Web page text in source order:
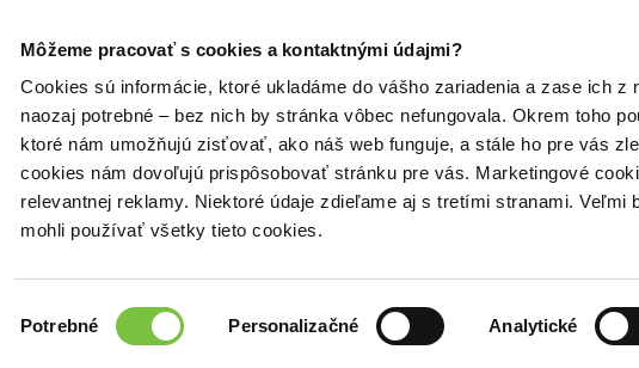
Môžeme pracovať s cookies a kontaktnými údajmi?
Cookies sú informácie, ktoré ukladáme do vášho zariadenia a zase ich z
naozaj potrebné – bez nich by stránka vôbec nefungovala. Okrem toho
ktoré nám umožňujú zisťovať, ako náš web funguje, a stále ho pre vás
cookies nám dovoľujú prispôsobovať stránku pre vás. Marketingové
relevantnej reklamy. Niektoré údaje zdieľame aj s tretími stranami. Veľmi
mohli používať všetky tieto cookies.
súhlasu
Potrebné Personalizačné Analytické
Doplnky
knihy Sci-fi a fantasy Fantasy knihy Na dvore z tŕňov a ruží
Na dvore z tŕňov a
PDF EPUB